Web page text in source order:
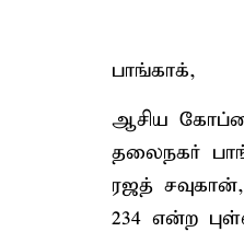
பாங்காக்,
ஆசிய
தலைநகர்
ரஜத்
234 என்ற